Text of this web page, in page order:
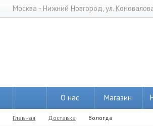
Москва - Нижний Новгород, ул.
О нас Магазин
Главная Доставка Вологда